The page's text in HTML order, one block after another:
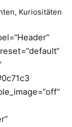
Kuriositäten